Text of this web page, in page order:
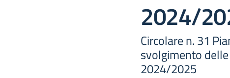
2024/
Circolare n. 31
svolgimento
2024/2025